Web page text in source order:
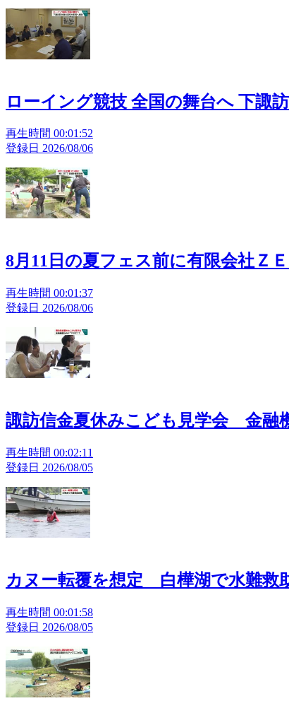
ローイング競技 全国の舞台へ 下諏
再生時間 00:01:52
登録日 2026/08/06
8月11日の夏フェス前に有限会社Ｚ
再生時間 00:01:37
登録日 2026/08/06
諏訪信金夏休みこども見学会 金融
再生時間 00:02:11
登録日 2026/08/05
カヌー転覆を想定 白樺湖で水難救
再生時間 00:01:58
登録日 2026/08/05